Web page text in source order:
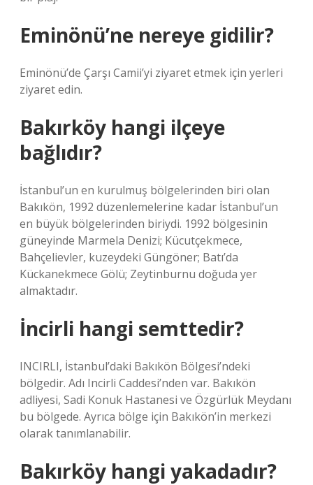
Eminönü’ne nereye gidilir?
Eminönü’de Çarşı Camii’yi ziyaret etmek için yerleri
ziyaret edin.
Bakırköy hangi ilçeye
bağlıdır?
İstanbul’un en kurulmuş bölgelerinden biri olan
Bakıkön, 1992 düzenlemelerine kadar İstanbul’un
en büyük bölgelerinden biriydi. 1992 bölgesinin
güneyinde Marmela Denizi; Kücutçekmece,
Bahçelievler, kuzeydeki Güngöner; Batı’da
Kückanekmece Gölü; Zeytinburnu doğuda yer
almaktadır.
İncirli hangi semttedir?
INCIRLI, İstanbul’daki Bakıkön Bölgesi’ndeki
bölgedir. Adı Incirli Caddesi’nden var. Bakıkön
adliyesi, Sadi Konuk Hastanesi ve Özgürlük Meydanı
bu bölgede. Ayrıca bölge için Bakıkön’in merkezi
olarak tanımlanabilir.
Bakırköy hangi yakadadır?